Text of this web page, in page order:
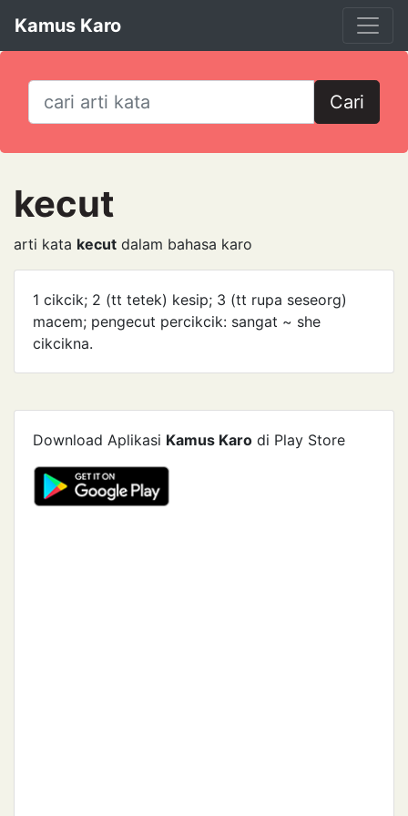
Kamus Karo
Cari
kecut
arti kata kecut dalam bahasa karo
1 cikcik; 2 (tt tetek) kesip; 3 (tt rupa seseorg)
macem; pengecut percikcik: sangat ~ she
cikcikna.
Download Aplikasi Kamus Karo di Play Store